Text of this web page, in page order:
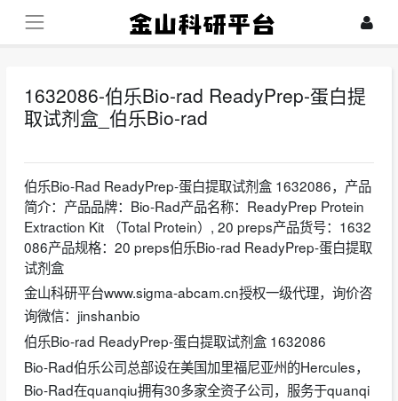
1632086-伯乐Bio-rad ReadyPrep-蛋白提
取试剂盒_伯乐Bio-rad
伯乐Bio-Rad ReadyPrep-蛋白提取试剂盒 1632086，产品
简介：产品品牌：Bio-Rad产品名称：ReadyPrep Protein
Extraction Kit （Total Protein）, 20 preps产品货号：1632
086产品规格：20 preps伯乐Bio-rad ReadyPrep-蛋白提取
试剂盒
金山科研平台www.sigma-abcam.cn授权一级代理，询价咨
询微信：jinshanbio
伯乐Bio-rad ReadyPrep-蛋白提取试剂盒 1632086
Bio-Rad伯乐公司总部设在美国加里福尼亚州的Hercules，
Bio-Rad在quanqiu拥有30多家全资子公司，服务于quanqi